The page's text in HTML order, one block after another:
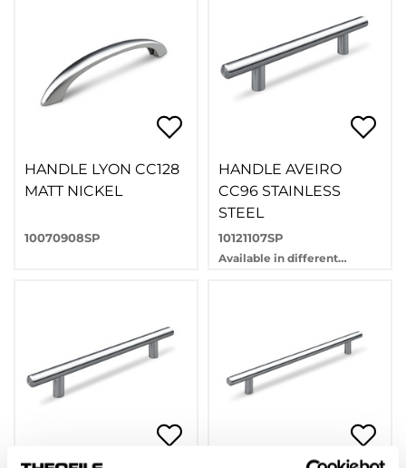
HANDLE LYON CC128
MATT NICKEL
10070908SP
HANDLE AVEIRO
CC96 STAINLESS
STEEL
10121107SP
Available in different